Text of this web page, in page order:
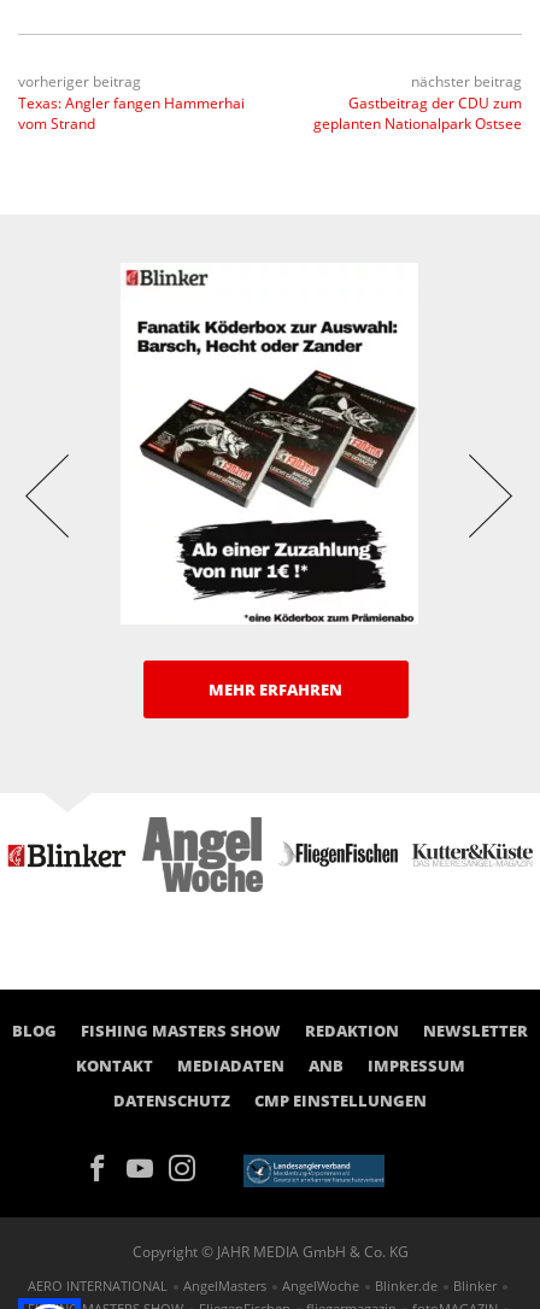
vorheriger beitrag
Texas: Angler fangen Hammerhai
vom Strand
nächster beitrag
Gastbeitrag der CDU zum
geplanten Nationalpark Ostsee
MEHR ERFAHREN
BLOG FISHING MASTERS SHOW REDAKTION
NEWSLETTER
KONTAKT
MEDIADATEN ANB
IMPRESSUM
DATENSCHUTZ
CMP EINSTELLUNGEN
Copyright © JAHR MEDIA GmbH & Co. KG
AERO INTERNATIONAL AngelMasters AngelWoche Blinker.de
Blinker